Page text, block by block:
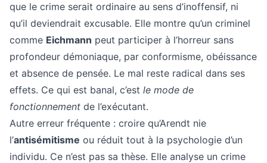
que le crime serait ordinaire au sens d’inoffensif, ni
qu’il deviendrait excusable. Elle montre qu’un criminel
comme Eichmann peut participer à l’horreur sans
profondeur démoniaque, par conformisme, obéissance
et absence de pensée. Le mal reste radical dans ses
effets. Ce qui est banal, c’est le mode de
fonctionnement de l’exécutant.
Autre erreur fréquente : croire qu’Arendt nie
l’antisémitisme ou réduit tout à la psychologie d’un
individu. Ce n’est pas sa thèse. Elle analyse un crime